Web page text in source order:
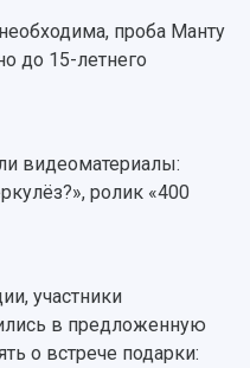
проба Манту
до 15-летнего
видеоматериалы:
ролик «400
участники
в предложенную
о встрече подарки: